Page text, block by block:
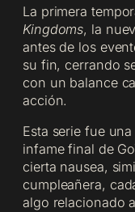
La primera
Kingdoms, la
antes de los
su fin, cerrando
con un balance
acción.
Esta serie fue
infame final de
cierta nausea,
cumpleañera,
algo relacionado